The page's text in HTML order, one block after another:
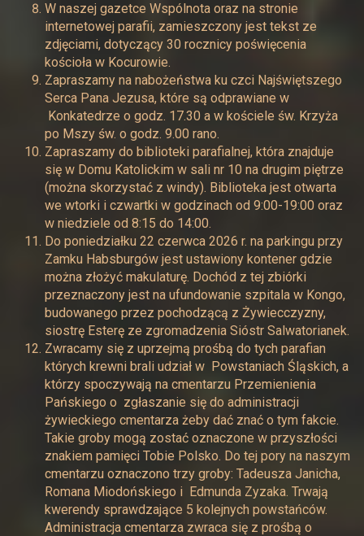
W naszej gazetce Wspólnota oraz na stronie
internetowej parafii, zamieszczony jest tekst ze
zdjęciami, dotyczący 30 rocznicy poświęcenia
kościoła w Kocurowie.
Zapraszamy na nabożeństwa ku czci Najświętszego
Serca Pana Jezusa, które są odprawiane w
Konkatedrze o godz. 17.30 a w kościele św. Krzyża
po Mszy św. o godz. 9.00 rano.
Zapraszamy do biblioteki parafialnej, która znajduje
się w Domu Katolickim w sali nr 10 na drugim piętrze
(można skorzystać z windy). Biblioteka jest otwarta
we wtorki i czwartki w godzinach od 9:00-19:00 oraz
w niedziele od 8:15 do 14:00.
Do poniedziałku 22 czerwca 2026 r. na parkingu przy
Zamku Habsburgów jest ustawiony kontener gdzie
można złożyć makulaturę. Dochód z tej zbiórki
przeznaczony jest na ufundowanie szpitala w Kongo,
budowanego przez pochodzącą z Żywiecczyzny,
siostrę Esterę ze zgromadzenia Sióstr Salwatorianek.
Zwracamy się z uprzejmą prośbą do tych parafian
których krewni brali udział w Powstaniach Śląskich, a
którzy spoczywają na cmentarzu Przemienienia
Pańskiego o zgłaszanie się do administracji
żywieckiego cmentarza żeby dać znać o tym fakcie.
Takie groby mogą zostać oznaczone w przyszłości
znakiem pamięci Tobie Polsko. Do tej pory na naszym
cmentarzu oznaczono trzy groby: Tadeusza Janicha,
Romana Miodońskiego i Edmunda Zyzaka. Trwają
kwerendy sprawdzające 5 kolejnych powstańców.
Administracja cmentarza zwraca się z prośbą o